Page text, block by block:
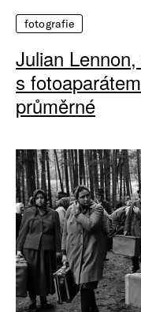
fotografie
Julian
s
průměrné